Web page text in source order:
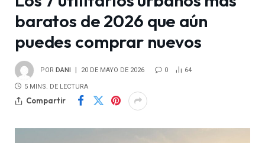
baratos de 2026 que aún
puedes comprar nuevos
POR DANI 20 DE MAYO DE 2026 0 64
5 MINS. DE LECTURA
Compartir